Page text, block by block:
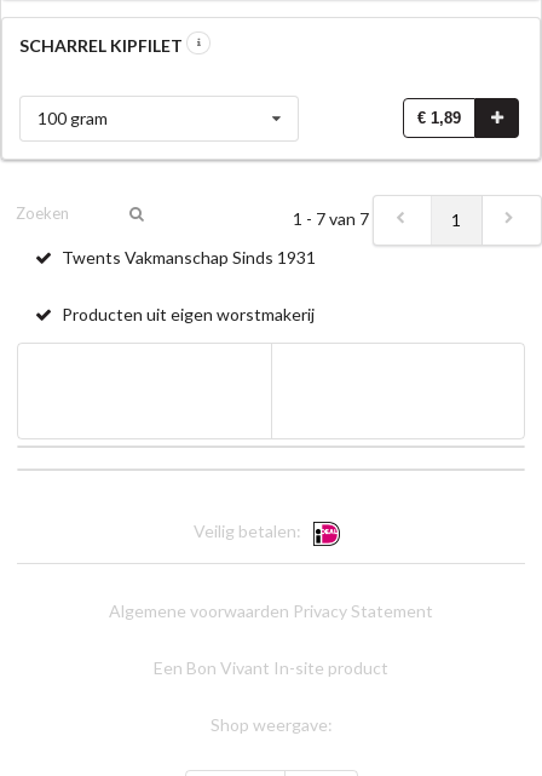
SCHARREL KIPFILET
100 gram € 1,89
1 - 7 van 7
1
Twents Vakmanschap Sinds 1931
Producten uit eigen worstmakerij
Veilig betalen:
Algemene voorwaarden Privacy Statement
Een Bon Vivant In-site product
Shop weergave: